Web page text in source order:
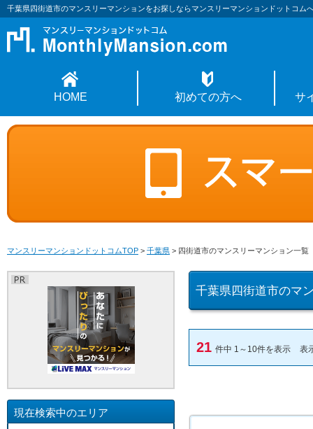
千葉県四街道市のマンスリーマンションをお探しならマンスリーマンションドットコム
HOME 初めての方へ サ
マンスリーマンションドットコムTOP > 千葉県 > 四街道市のマンスリーマンション一覧
千葉県四街道市のマ
21 件中 1～10件を表示 表
現在検索中のエリア